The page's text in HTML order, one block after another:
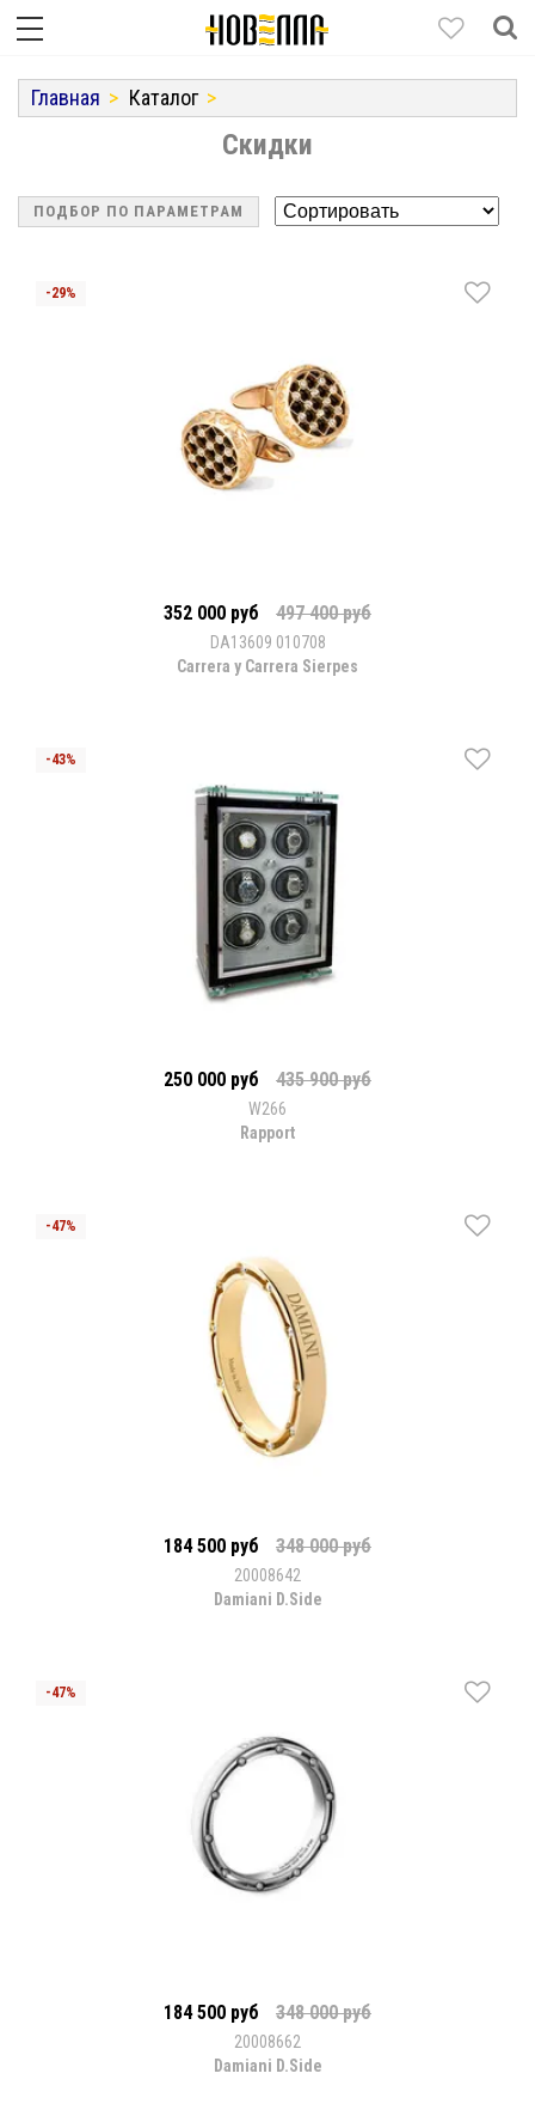
Главная Каталог
Скидки
ПОДБОР ПО ПАРАМЕТРАМ
352 000 руб 497 400 руб
DA13609 010708
Carrera y Carrera Sierpes
250 000 руб 435 900 руб
W266
Rapport
184 500 руб 348 000 руб
20008642
Damiani D.Side
184 500 руб 348 000 руб
20008662
Damiani D.Side